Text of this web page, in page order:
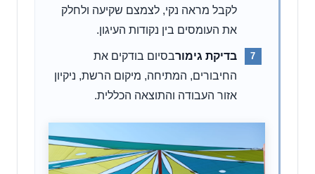
לקבל מראה נקי, לצמצם שקיעה ולחלק
את העומסים בין נקודות העיגון.
בדיקת גימורבסיום בודקים את
החיבורים, המתיחה, מיקום הרשת, ניקיון
אזור העבודה והתוצאה הכללית.